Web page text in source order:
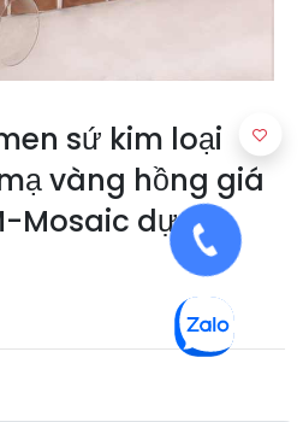
sứ kim loại
vàng hồng giá
Mosaic dự án